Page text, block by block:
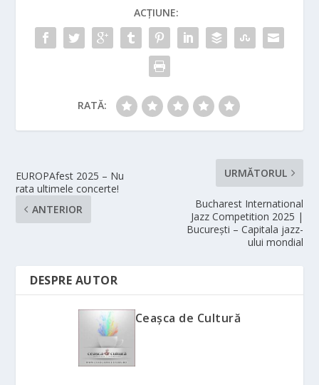
ACȚIUNE:
RATĂ:
EUROPAfest 2025 – Nu
rata ultimele concerte!
ANTERIOR
URMĂTORUL
Bucharest International
Jazz Competition 2025 |
București – Capitala jazz-
ului mondial
DESPRE AUTOR
Ceașca de Cultură